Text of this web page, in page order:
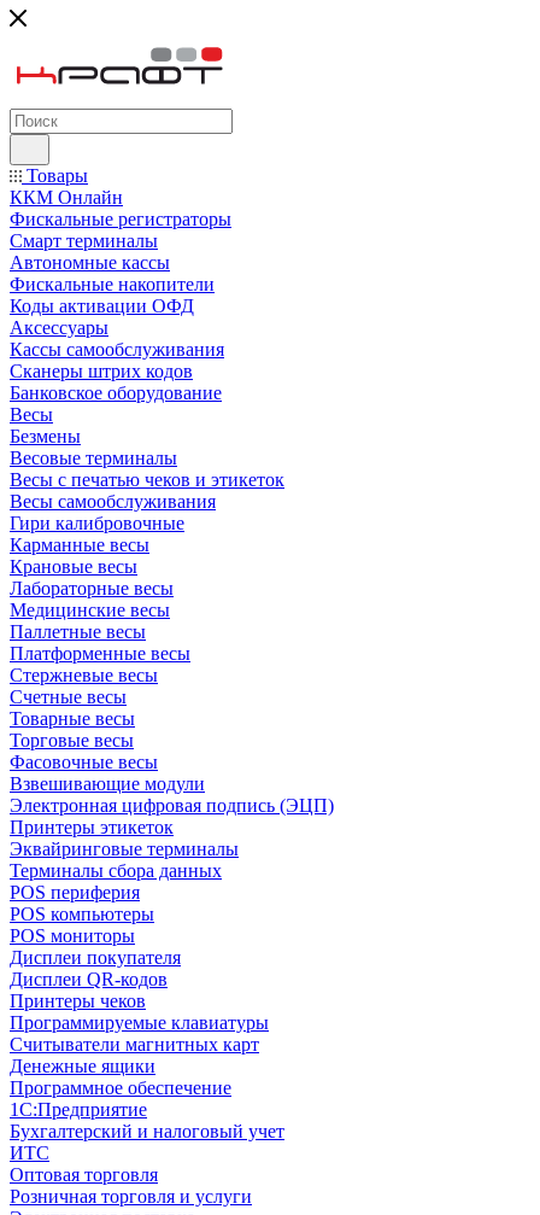
Товары
ККМ Онлайн
Фискальные регистраторы
Смарт терминалы
Автономные кассы
Фискальные накопители
Коды активации ОФД
Аксессуары
Кассы самообслуживания
Сканеры штрих кодов
Банковское оборудование
Весы
Безмены
Весовые терминалы
Весы с печатью чеков и этикеток
Весы самообслуживания
Гири калибровочные
Карманные весы
Крановые весы
Лабораторные весы
Медицинские весы
Паллетные весы
Платформенные весы
Стержневые весы
Счетные весы
Товарные весы
Торговые весы
Фасовочные весы
Взвешивающие модули
Электронная цифровая подпись (ЭЦП)
Принтеры этикеток
Эквайринговые терминалы
Терминалы сбора данных
POS периферия
POS компьютеры
POS мониторы
Дисплеи покупателя
Дисплеи QR-кодов
Принтеры чеков
Программируемые клавиатуры
Считыватели магнитных карт
Денежные ящики
Программное обеспечение
1С:Предприятие
Бухгалтерский и налоговый учет
ИТС
Оптовая торговля
Розничная торговля и услуги